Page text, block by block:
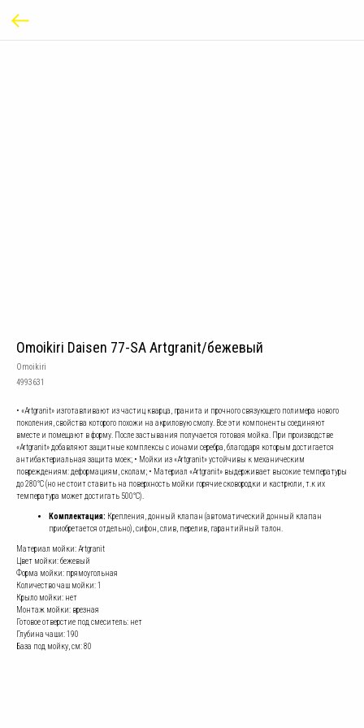
Omoikiri Daisen 77-SA Artgranit/бежевый
Omoikiri
4993631
• «Artgranit» изготавливают из частиц кварца, гранита и прочного связующего полимера нового
поколения, свойства которого похожи на акриловую смолу. Все эти компоненты соединяют
вместе и помещают в форму. После застывания получается готовая мойка. При производстве
«Artgranit» добавляют защитные комплексы с ионами серебра, благодаря которым достигается
антибактериальная защита моек; • Мойки из «Artgranit» устойчивы к механическим
повреждениям: деформациям, сколам; • Материал «Artgranit» выдерживает высокие температуры
до 280°С (но не стоит ставить на поверхность мойки горячие сковородки и кастрюли, т.к их
температура может достигать 500°С).
Комплектация: Крепления, донный клапан (автоматический донный клапан
приобретается отдельно), сифон, слив, перелив, гарантийный талон.
Материал мойки: Artgranit
Цвет мойки: бежевый
Форма мойки: прямоугольная
Количество чаш мойки: 1
Крыло мойки: нет
Монтаж мойки: врезная
Готовое отверстие под смеситель: нет
Глубина чаши: 190
База под мойку, см: 80